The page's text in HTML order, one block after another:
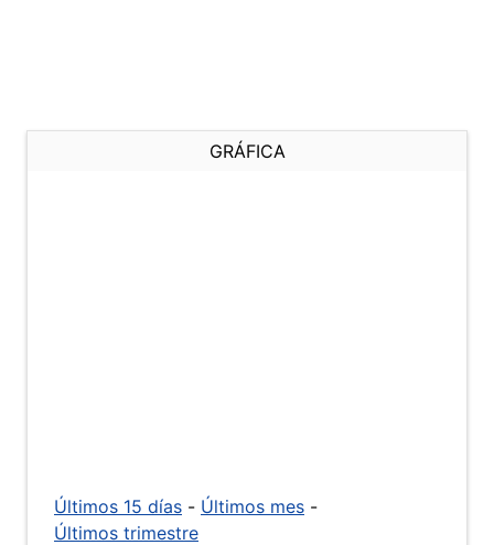
GRÁFICA
Últimos 15 días - Últimos mes -
Últimos trimestre